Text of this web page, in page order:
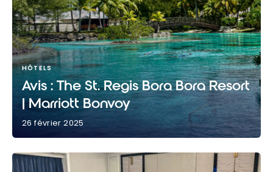
Bonvoy
HÔTELS
Avis : The St. Regis Bora Bora Resort
| Marriott Bonvoy
26 février 2025